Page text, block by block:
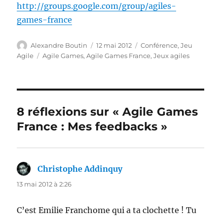
http://groups.google.com/group/agiles-
games-france
Auteur
Alexandre Boutin
Publié
le
12 mai 2012 Catégories
Conférence,Jeu
Agile
Étiquettes
Agile Games,Agile Games France,Jeux agiles
8 réflexions sur « Agile Games
France : Mes feedbacks »
Christophe Addinquydit :
13 mai 2012 à 2:26
C’est Emilie Franchome qui a ta clochette ! Tu